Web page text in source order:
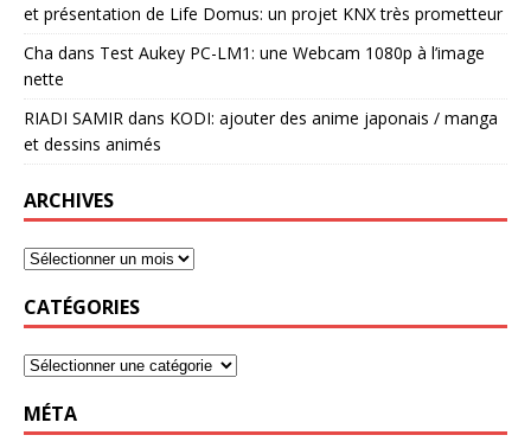
et présentation de Life Domus: un projet KNX très prometteur
Cha dans Test Aukey PC-LM1: une Webcam 1080p à l’image
nette
RIADI SAMIR dans KODI: ajouter des anime japonais / manga
et dessins animés
ARCHIVES
CATÉGORIES
MÉTA